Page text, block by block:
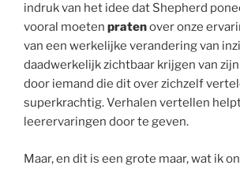
indruk van het idee dat Shepherd
vooral moeten pratenover onze
van een werkelijke verandering van
daadwerkelijk zichtbaar krijgen van
door iemand die dit over zichzelf
superkrachtig. Verhalen vertellen
leerervaringen door te geven.
Maar, en dit is een grote maar, wat ik